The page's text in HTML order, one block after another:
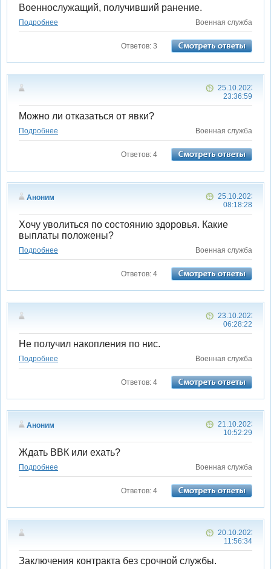
Военнослужащий, получивший ранение.
Подробнее Военная служба
Ответов: 3
25.10.2023
23:36:59
Можно ли отказаться от явки?
Подробнее Военная служба
Ответов: 4
Аноним
25.10.2023
08:18:28
Хочу уволиться по состоянию здоровья. Какие
выплаты положены?
Подробнее Военная служба
Ответов: 4
23.10.2023
06:28:22
Не получил накопления по нис.
Подробнее Военная служба
Ответов: 4
Аноним
21.10.2023
10:52:29
Ждать ВВК или ехать?
Подробнее Военная служба
Ответов: 4
20.10.2023
11:56:34
Заключения контракта без срочной службы.